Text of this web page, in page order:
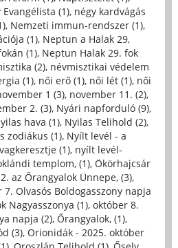
Evangélista (1), négy kardvágás
, Nemzeti immun-rendszer (1),
(1), Neptun a Halak 29,
(1), Neptun Halak 29. fok
(2), névmisztikai védelem
(1), női erő (1), női lét (1), női
1 (3), november 11. (2),
2. (3), Nyári napforduló (9),
hava (1), Nyilas Telihold (2),
zodiákus (1), Nyílt levél - a
(1), nyílt levél-
templom, (1), Ökörhajcsár
az Őrangyalok Ünnepe, (3),
7. Olvasós Boldogasszony napja
Nagyasszonya (1), október 8.
napja (2), Őrangyalok, (1),
(3), Orionidák - 2025. október